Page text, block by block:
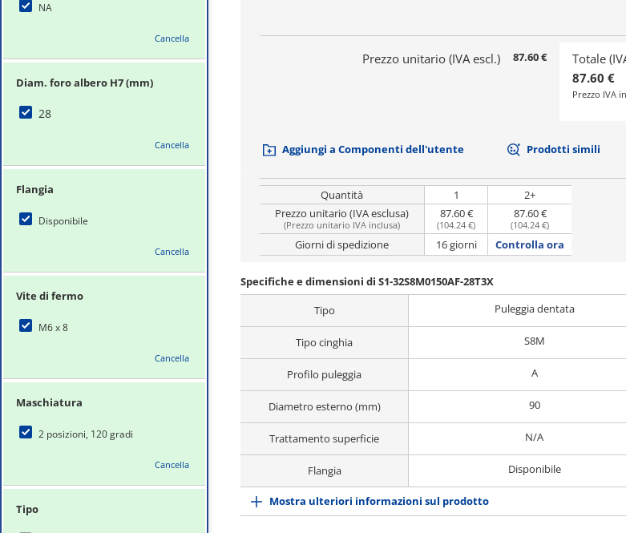
NA
Cancella
Diam. foro albero H7 (mm)
28
Cancella
Flangia
Disponibile
Cancella
Vite di fermo
M6 x 8
Cancella
Maschiatura
2 posizioni, 120 gradi
Cancella
Tipo
Prezzo unitario (IVA escl.) 87.60 €
Totale
87.60 €
Prezzo IVA
Aggiungi a Componenti dell'utente Prodotti simili
Quantità 1
2+
Prezzo unitario (IVA esclusa)
(Prezzo unitario IVA inclusa)
87.60 €
(104.24 €)
87.60 €
(104.24 €)
Giorni di spedizione 16 giorni Controlla ora
Specifiche e dimensioni di S1-32S8M0150AF-28T3X
Tipo
Puleggia dentata
Tipo cinghia S8M
Profilo puleggia A
Diametro esterno (mm) 90
Trattamento superficie N/A
Flangia Disponibile
Mostra ulteriori informazioni sul prodotto